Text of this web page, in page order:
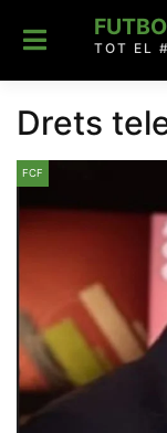
content
TOT EL
Drets
FCF